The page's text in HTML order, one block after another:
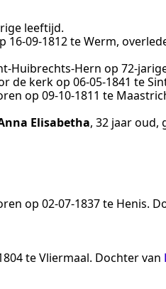
leeftijd.
16‑09‑1812teWerm,
Huibrechts-Hern op 72-
de kerk op 06‑05‑1841 te
op 09‑10‑1811 te
Elisabetha, 32 jaar oud,
op 02‑07‑1837te Henis.
teVliermaal. Dochter van